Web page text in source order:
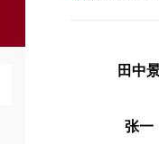
田中
张一